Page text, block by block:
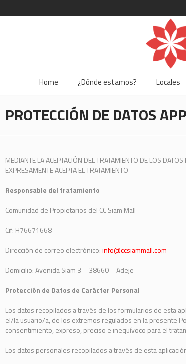
Home ¿Dónde estamos? Locales
PROTECCIÓN DE DATOS APP
MEDIANTE LA ACEPTACIÓN DEL TRATAMIENTO DE LOS
EXPRESAMENTE ACEPTA EL TRATAMIENTO
Responsable del tratamiento
Comunidad de Propietarios del CC Siam Mall
Cif: H76671668
Dirección de correo electrónico:info@ccsiammall.com
Domicilio: Avenida Siam 3 – 38660 – Adeje
Protección de Datos de Carácter Personal
Los datos recopilados a través de los formularios de esta
el/la usuario/a, de los extremos regulados en la presente
consentimiento, expreso, preciso e inequívoco para el
Los datos personales recopilados a través de esta